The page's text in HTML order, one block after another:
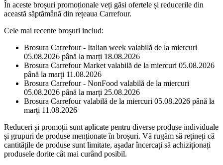
În aceste broșuri promoționale veți găsi ofertele și reducerile din
această săptămână din rețeaua Carrefour.
Cele mai recente broșuri includ:
Brosura Carrefour - Italian week valabilă de la miercuri
05.08.2026 până la marți 18.08.2026
Brosura Carrefour Market valabilă de la miercuri 05.08.2026
până la marți 11.08.2026
Brosura Carrefour - NonFood valabilă de la miercuri
05.08.2026 până la marți 25.08.2026
Brosura Carrefour valabilă de la miercuri 05.08.2026 până la
marți 11.08.2026
Reduceri și promoții sunt aplicate pentru diverse produse individuale
și grupuri de produse menționate în broșuri. Vă rugăm să rețineți că
cantitățile de produse sunt limitate, așadar încercați să achiziționați
produsele dorite cât mai curând posibil.